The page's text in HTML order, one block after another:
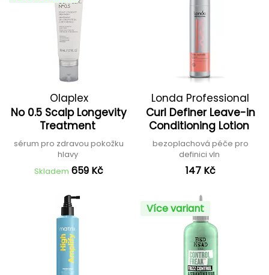
Olaplex
No 0.5 Scalp Longevity
Treatment
sérum pro zdravou pokožku
hlavy
Skladem 659 Kč
Londa Professional
Curl Definer Leave-in
Conditioning Lotion
bezoplachová péče pro
definici vln
147 Kč
Více variant